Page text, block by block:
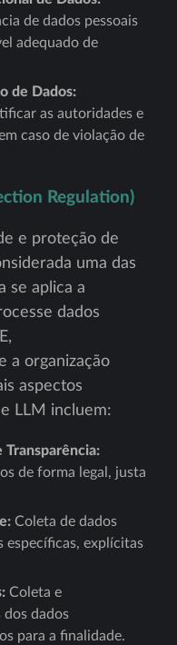
de dados pessoais
adequado de
de Dados:
as autoridades e
caso de violação de
Regulation)
e proteção de
uma das
se aplica a
dados
a organização
aspectos
LLM incluem:
Transparência:
de forma legal, justa
Coleta de dados
específicas, explícitas
Coleta e
dos dados
para a finalidade.